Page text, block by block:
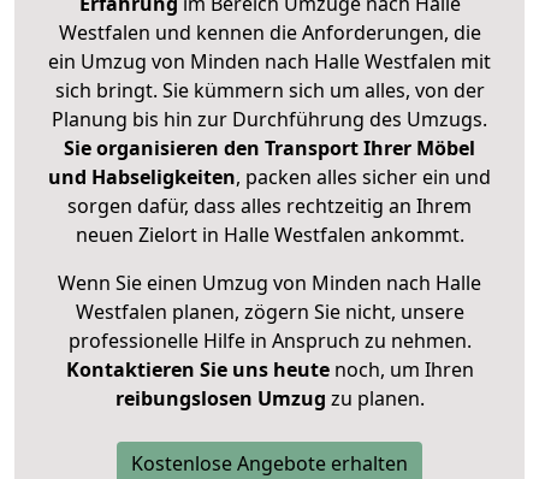
Westfalen und kennen die Anforderungen, die
ein Umzug von Minden nach Halle Westfalen mit
sich bringt. Sie kümmern sich um alles, von der
Planung bis hin zur Durchführung des Umzugs.
Sie organisieren den Transport Ihrer Möbel
und Habseligkeiten, packen alles sicher ein und
sorgen dafür, dass alles rechtzeitig an Ihrem
neuen Zielort in Halle Westfalen ankommt.
Wenn Sie einen Umzug von Minden nach Halle
Westfalen planen, zögern Sie nicht, unsere
professionelle Hilfe in Anspruch zu nehmen.
Kontaktieren Sie uns heutenoch, um Ihren
reibungslosen Umzug zu planen.
Kostenlose Angebote erhalten